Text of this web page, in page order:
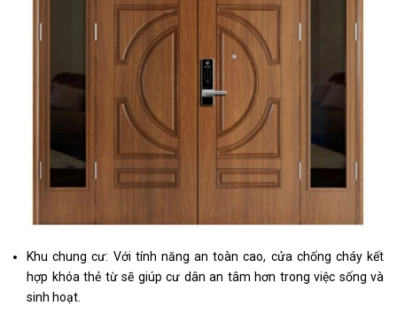
Khu chung cư: Với tính năng an toàn cao, cửa chống cháy kết
hợp khóa thẻ từ sẽ giúp cư dân an tâm hơn trong việc sống và
sinh hoạt.